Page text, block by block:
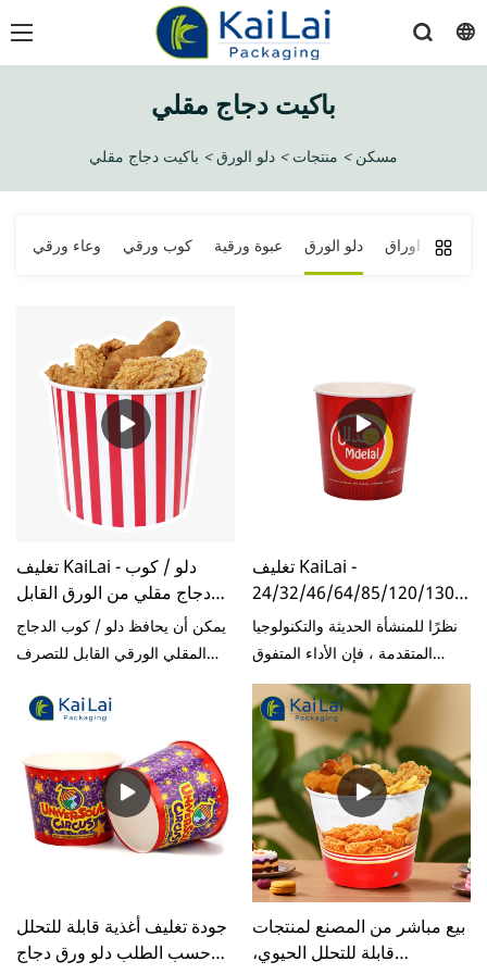
باكيت دجاج مقلي
مسكن > منتجات > دلو الورق > باكيت دجاج مقلي
وعاء ورقي كوب ورقي عبوة ورقية دلو الورق حقيبة اوراق
تغليف KaiLai - دلو / كوب
دجاج مقلي من الورق القابل
للتصرف مع غطاء دلو دجاج
مقلي
يمكن أن يحافظ دلو / كوب الدجاج
المقلي الورقي القابل للتصرف
لفترة طويلة ، ولا يمكن فصله عن
والتكنولوجيا.بالإضافة إلى ذلك ، يتم
الترحيب بتخصيص المنتج بحرارة.
تغليف KaiLai -
24/32/46/64/85/120/130/
أوقية وعاء / صندوق / كوب /
دلو دلو دجاج مقلي
نظرًا للمنشأة الحديثة والتكنولوجيا
المتقدمة ، فإن الأداء المتفوق
يساهم في الجودة الفائقة لهذا
المنتج.
جودة تغليف أغذية قابلة للتحلل
حسب الطلب دلو ورق دجاج
بيع مباشر من المصنع لمنتجات
قابلة للتحلل الحيوي،